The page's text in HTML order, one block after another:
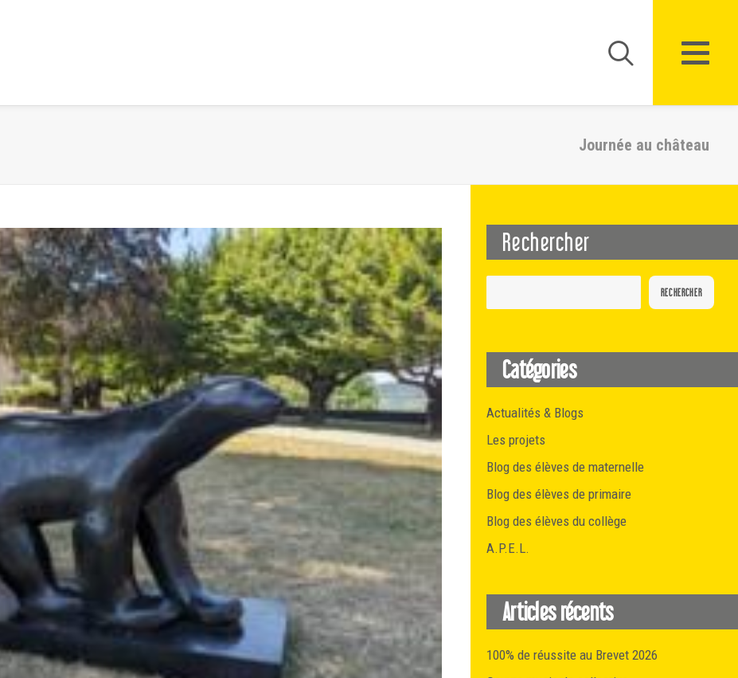
Journée au château
Rechercher
RECHERCHER
Catégories
Actualités & Blogs
Les projets
Blog des élèves de maternelle
Blog des élèves de primaire
Blog des élèves du collège
A.P.E.L.
Articles récents
100% de réussite au Brevet 2026